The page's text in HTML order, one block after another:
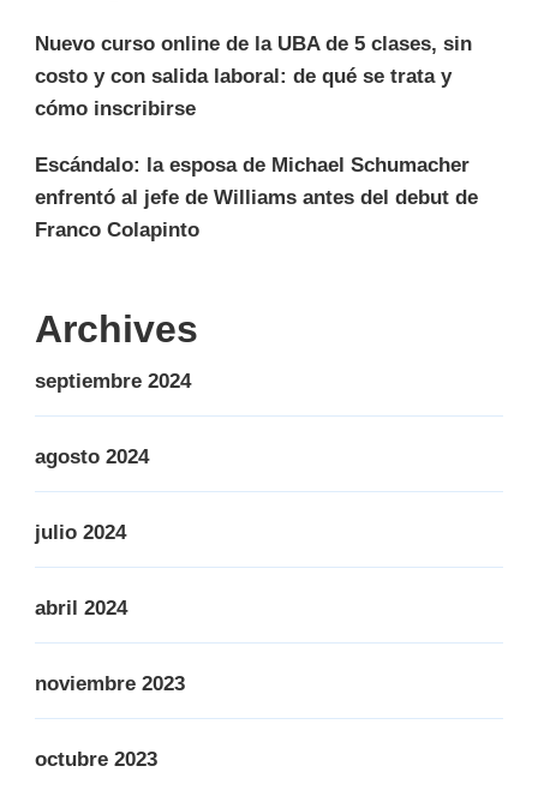
Nuevo curso online de la UBA de 5 clases, sin
costo y con salida laboral: de qué se trata y
cómo inscribirse
Escándalo: la esposa de Michael Schumacher
enfrentó al jefe de Williams antes del debut de
Franco Colapinto
Archives
septiembre 2024
agosto 2024
julio 2024
abril 2024
noviembre 2023
octubre 2023